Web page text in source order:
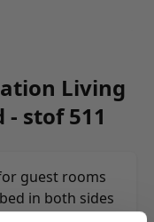
Living
- stof 511
guest rooms
in both sides